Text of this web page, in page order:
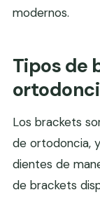
modernos.
Tipos de
Los brackets
de ortodoncia,
dientes de
de brackets